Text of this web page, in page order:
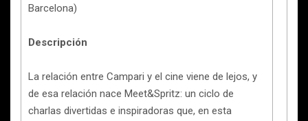
Barcelona)
Descripción
La relación entre Campari y el cine viene de lejos, y
de esa relación nace Meet&Spritz: un ciclo de
charlas divertidas e inspiradoras que, en esta